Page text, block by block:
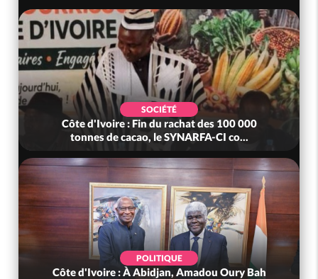
SOCIÉTÉ
Côte d'Ivoire : Fin du rachat des 100 000
tonnes de cacao, le SYNARFA-CI co...
POLITIQUE
Côte d'Ivoire : À Abidjan, Amadou Oury Bah